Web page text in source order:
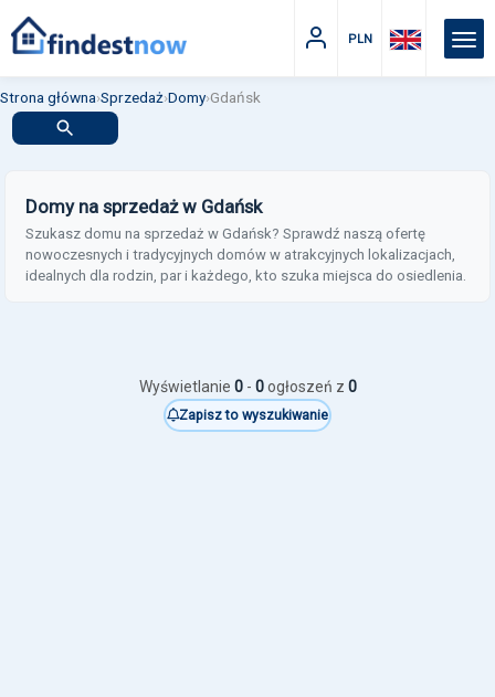
PLN
Strona główna›Sprzedaż›Domy›Gdańsk
Domy na sprzedaż w Gdańsk
Szukasz domu na sprzedaż w Gdańsk? Sprawdź naszą ofertę
nowoczesnych i tradycyjnych domów w atrakcyjnych lokalizacjach,
idealnych dla rodzin, par i każdego, kto szuka miejsca do osiedlenia.
Wyświetlanie 0- 0ogłoszeń z 0
Zapisz to wyszukiwanie